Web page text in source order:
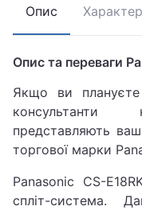
Опис
Опис та переваги
Якщо ви плануєте
консультанти
представляють
торгової марки
Panasonic CS-
спліт-система.